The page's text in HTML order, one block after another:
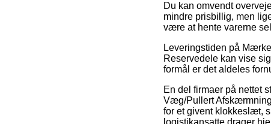
Du kan omvendt
mindre prisbillig, men
være at hente varerne
Leveringstiden på
Reservedele kan vise
formål er det aldeles
En del firmaer på nettet
Væg/Pullert
for et givent klokkeslæt,